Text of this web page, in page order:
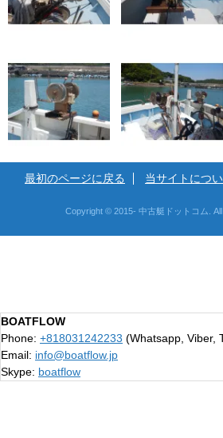
BOATFLOW
Phone: +818031242233 (Whatsapp, Viber,
Email: info@boatflow.jp
Skype: boatflow
最初のページに戻る 当サイトにつ
Copyright © 2015- 中古艇ドットコム.